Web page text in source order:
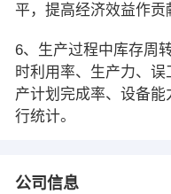
平，提高经济效益作贡
6、生产过程中库存周
时利用率、生产力、
产计划完成率、设备
行统计。
公司信息